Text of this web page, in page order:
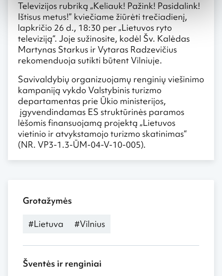
Televizijos rubriką „Keliauk! Pažink! Pasidalink!
Ištisus metus!” kviečiame žiūrėti trečiadienį,
lapkričio 26 d., 18:30 per „Lietuvos ryto
televiziją“. Joje sužinosite, kodėl Šv. Kalėdas
Martynas Starkus ir Vytaras Radzevičius
rekomenduoja sutikti būtent Vilniuje.
Savivaldybių organizuojamų renginių viešinimo
kampaniją vykdo Valstybinis turizmo
departamentas prie Ūkio ministerijos,
įgyvendindamas ES struktūrinės paramos
lėšomis finansuojamą projektą „Lietuvos
vietinio ir atvykstamojo turizmo skatinimas“
(NR. VP3-1.3-ŪM-04-V-10-005).
Grotažymės
#Lietuva #Vilnius
Šventės ir renginiai